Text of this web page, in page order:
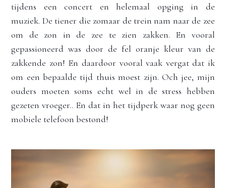
tijdens een concert en helemaal opging in de
muziek. De tiener die zomaar de trein nam naar de zee
om de zon in de zee te zien zakken. En vooral
gepassioneerd was door de fel oranje kleur van de
zakkende zon! En daardoor vooral vaak vergat dat ik
om een bepaalde tijd thuis moest zijn. Och jee, mijn
ouders moeten soms echt wel in de stress hebben
gezeten vroeger.. En dat in het tijdperk waar nog geen
mobiele telefoon bestond!